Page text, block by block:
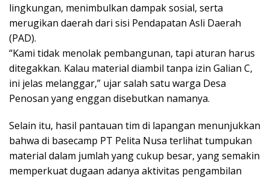
lingkungan, menimbulkan dampak sosial, serta
merugikan daerah dari sisi Pendapatan Asli Daerah
(PAD).
“Kami tidak menolak pembangunan, tapi aturan harus
ditegakkan. Kalau material diambil tanpa izin Galian C,
ini jelas melanggar,” ujar salah satu warga Desa
Penosan yang enggan disebutkan namanya.
Selain itu, hasil pantauan tim di lapangan menunjukkan
bahwa di basecamp PT Pelita Nusa terlihat tumpukan
material dalam jumlah yang cukup besar, yang semakin
memperkuat dugaan adanya aktivitas pengambilan